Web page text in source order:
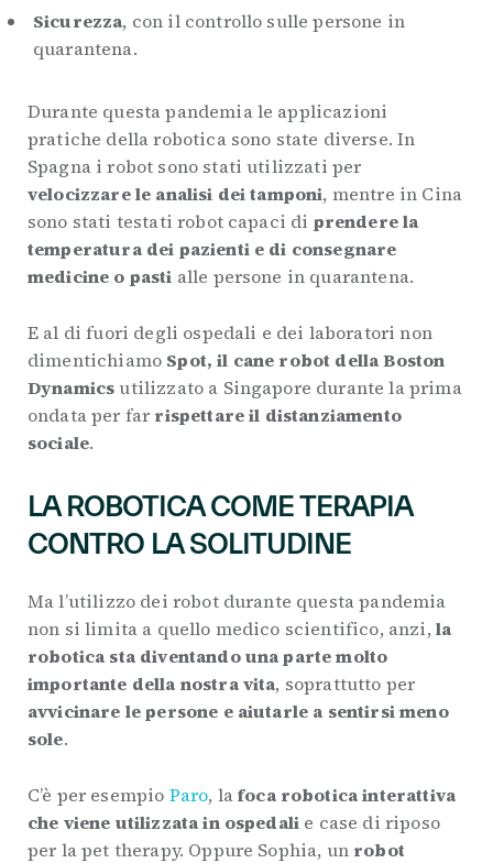
Sicurezza, con il controllo sulle persone in
quarantena.
Durante questa pandemia le applicazioni
pratiche della robotica sono state diverse. In
Spagna i robot sono stati utilizzati per
velocizzare le analisi dei tamponi, mentre in Cina
sono stati testati robot capaci di prendere la
temperatura dei pazienti e di consegnare
medicine o pasti alle persone in quarantena.
E al di fuori degli ospedali e dei laboratori non
dimentichiamo Spot, il cane robot della Boston
Dynamicsutilizzato a Singapore durante la prima
ondata per far rispettare il distanziamento
sociale.
LA ROBOTICA COME TERAPIA
CONTRO LA SOLITUDINE
Ma l’utilizzo dei robot durante questa pandemia
non si limita a quello medico scientifico, anzi, la
robotica sta diventando una parte molto
importante della nostra vita, soprattutto per
avvicinare le persone e aiutarle a sentirsi meno
sole.
C’è per esempio Paro, lafoca robotica interattiva
che viene utilizzata in ospedali e case di riposo
per la pet therapy. Oppure Sophia, un robot